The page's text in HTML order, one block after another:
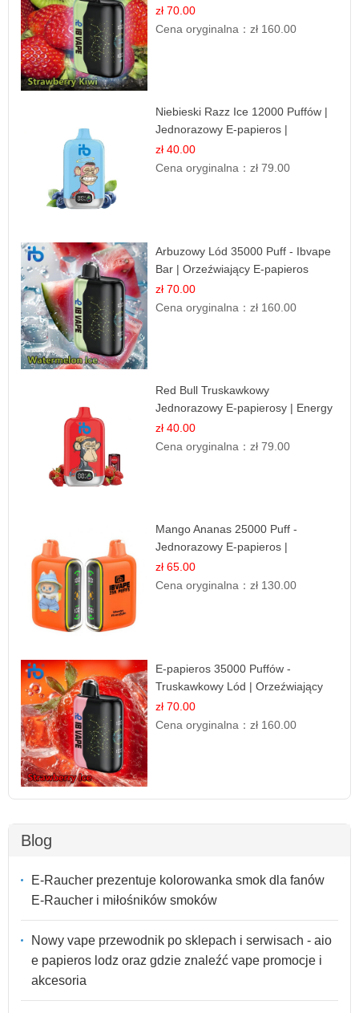
zł 70.00
Cena oryginalna：zł 160.00
Niebieski Razz Ice 12000 Puffów |
Jednorazowy E-papieros |
Jagodowy Chłód
zł 40.00
Cena oryginalna：zł 79.00
Arbuzowy Lód 35000 Puff - Ibvape
Bar | Orzeźwiający E-papieros
Jednorazowy
zł 70.00
Cena oryginalna：zł 160.00
Red Bull Truskawkowy
Jednorazowy E-papierosy | Energy
Drink Smak
zł 40.00
Cena oryginalna：zł 79.00
Mango Ananas 25000 Puff -
Jednorazowy E-papieros |
Egzotyczny Smak
zł 65.00
Cena oryginalna：zł 130.00
E-papieros 35000 Puffów -
Truskawkowy Lód | Orzeźwiający
Smak
zł 70.00
Cena oryginalna：zł 160.00
Blog
E-Raucher prezentuje kolorowanka smok dla fanów
E-Raucher i miłośników smoków
Nowy vape przewodnik po sklepach i serwisach - aio
e papieros lodz oraz gdzie znaleźć vape promocje i
akcesoria